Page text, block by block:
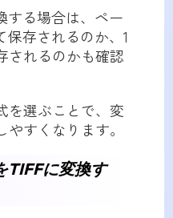
する場合は、ペー
保存されるのか、1
されるのかも確認
を選ぶことで、変
すくなります。
TIFFに変換す